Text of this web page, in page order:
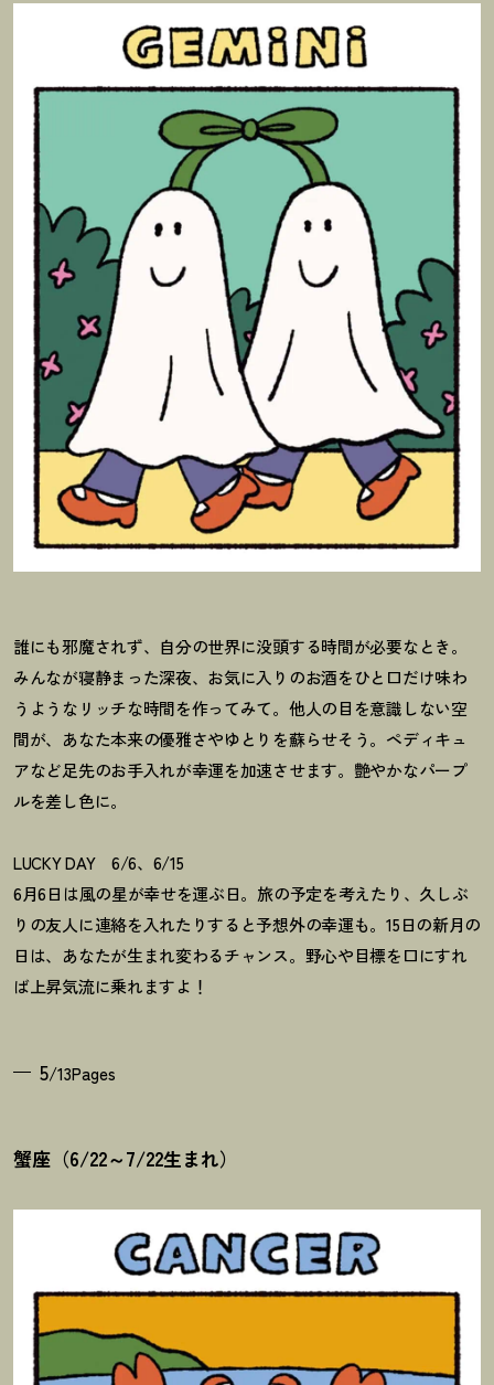
誰にも邪魔されず、自分の世界に没頭する時間が必要なとき。
みんなが寝静まった深夜、お気に入りのお酒をひと口だけ味わ
うようなリッチな時間を作ってみて。他人の目を意識しない空
間が、あなた本来の優雅さやゆとりを蘇らせそう。ペディキュ
アなど足先のお手入れが幸運を加速させます。艶やかなパープ
ルを差し色に。
LUCKY DAY 6/6、6/15
6月6日は風の星が幸せを運ぶ日。旅の予定を考えたり、久しぶ
りの友人に連絡を入れたりすると予想外の幸運も。15日の新月の
日は、あなたが生まれ変わるチャンス。野心や目標を口にすれ
ば上昇気流に乗れますよ ！
5/13Pages
蟹座（6/22～7/22生まれ）